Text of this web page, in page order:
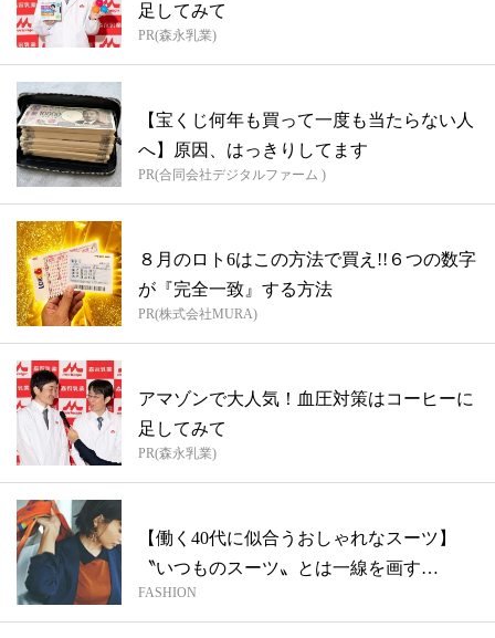
足してみて
PR(森永乳業)
【宝くじ何年も買って一度も当たらない人
へ】原因、はっきりしてます
PR(合同会社デジタルファーム )
８月のロト6はこの方法で買え!!６つの数字
が『完全一致』する方法
PR(株式会社MURA)
アマゾンで大人気！血圧対策はコーヒーに
足してみて
PR(森永乳業)
【働く40代に似合うおしゃれなスーツ】
〝いつものスーツ〟とは一線を画す
LAUTR...
FASHION